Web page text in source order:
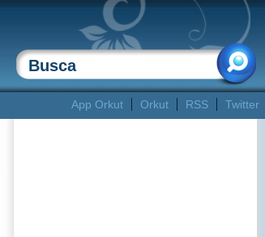
App Orkut Orkut RSS Twitter